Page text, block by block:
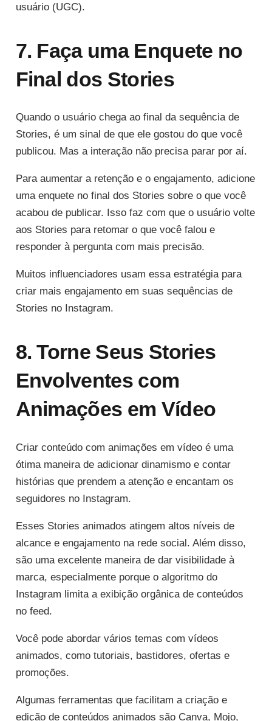
usuário (UGC).
7. Faça uma Enquete no
Final dos Stories
Quando o usuário chega ao final da sequência de
Stories, é um sinal de que ele gostou do que você
publicou. Mas a interação não precisa parar por aí.
Para aumentar a retenção e o engajamento, adicione
uma enquete no final dos Stories sobre o que você
acabou de publicar. Isso faz com que o usuário volte
aos Stories para retomar o que você falou e
responder à pergunta com mais precisão.
Muitos influenciadores usam essa estratégia para
criar mais engajamento em suas sequências de
Stories no Instagram.
8. Torne Seus Stories
Envolventes com
Animações em Vídeo
Criar conteúdo com animações em vídeo é uma
ótima maneira de adicionar dinamismo e contar
histórias que prendem a atenção e encantam os
seguidores no Instagram.
Esses Stories animados atingem altos níveis de
alcance e engajamento na rede social. Além disso,
são uma excelente maneira de dar visibilidade à
marca, especialmente porque o algoritmo do
Instagram limita a exibição orgânica de conteúdos
no feed.
Você pode abordar vários temas com vídeos
animados, como tutoriais, bastidores, ofertas e
promoções.
Algumas ferramentas que facilitam a criação e
edição de conteúdos animados são Canva, Mojo,